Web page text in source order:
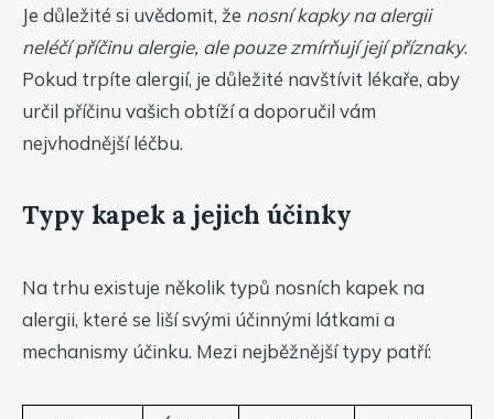
Je důležité si uvědomit, že nosní kapky na alergii
neléčí příčinu alergie, ale pouze zmírňují její příznaky.
Pokud trpíte alergií, je důležité navštívit lékaře, aby
určil příčinu vašich obtíží a doporučil vám
nejvhodnější léčbu.
Typy kapek a jejich účinky
Na trhu existuje několik typů nosních kapek na
alergii, které se liší svými účinnými látkami a
mechanismy účinku. Mezi nejběžnější typy patří: